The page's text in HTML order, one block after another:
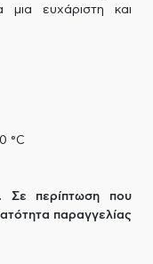
ευχάριστη και
°C
Σε περίπτωση που
παραγγελίας